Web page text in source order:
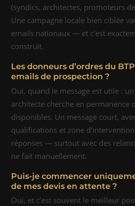
(syndics, architectes, promoteurs
Une campagne locale bien ciblée
emails nationaux — et c’est
construit.
Les donneurs d’ordres du
emails de prospection ?
Oui, quand le message est utile :
architecte cherche en permanence
disponibles. Un message court,
qualifications et zone
réponses — surtout avec des
ne fait manuellement.
Puis-je commencer
de mes devis en attente ?
Oui, et c’est souvent le meilleur